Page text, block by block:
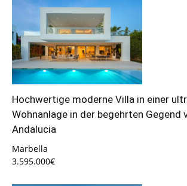
Hochwertige moderne Villa in einer
Wohnanlage in der begehrten Gegend
Andalucia
Marbella
3.595.000€